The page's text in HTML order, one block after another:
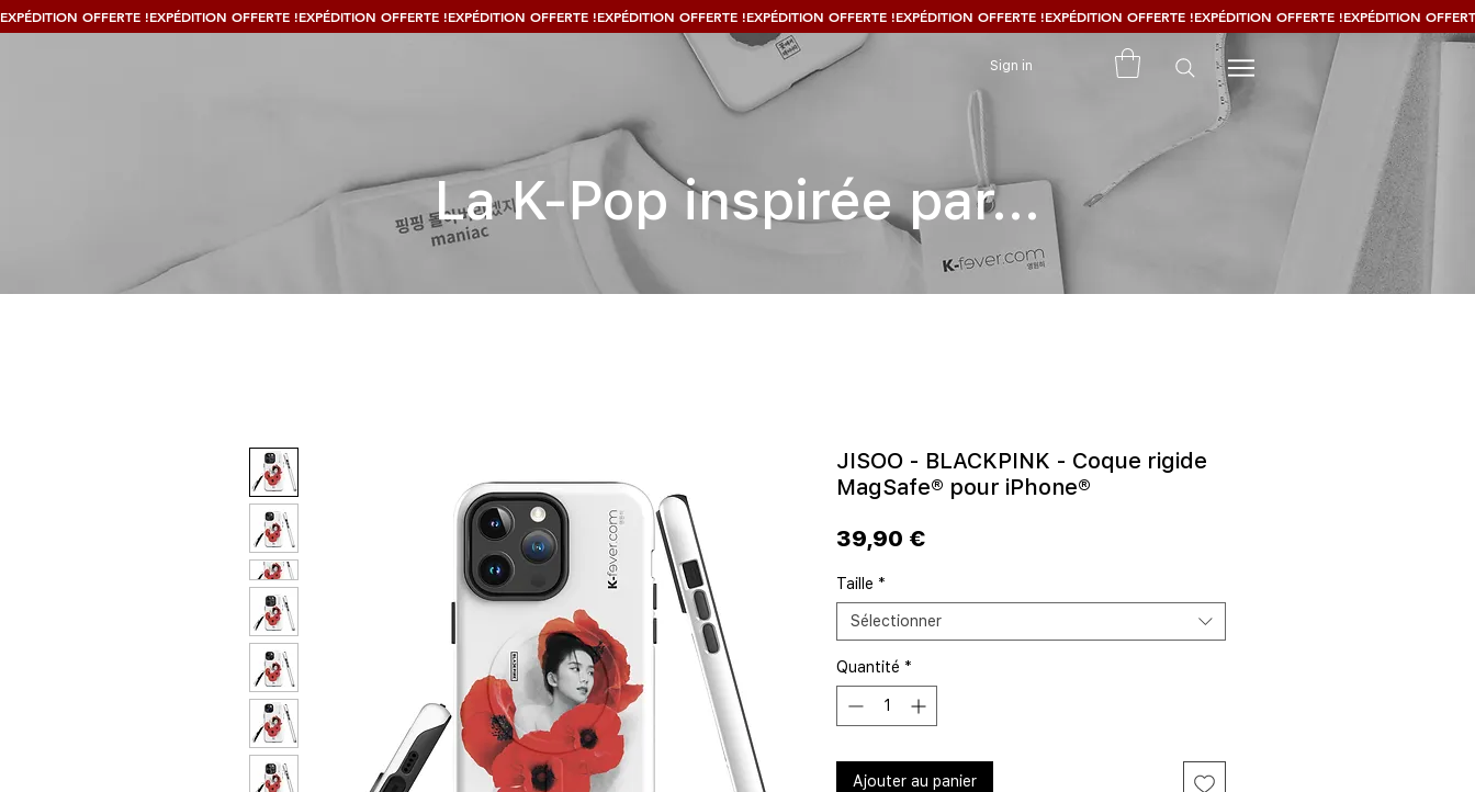
EXPÉDITION OFFERTE !
Sign in
La K-Pop inspirée par...
JISOO - BLACKPINK - Coque rigide
MagSafe® pour iPhone®
39,90 €Prix
Taille *
Sélectionner
Quantité *
Ajouter au panier